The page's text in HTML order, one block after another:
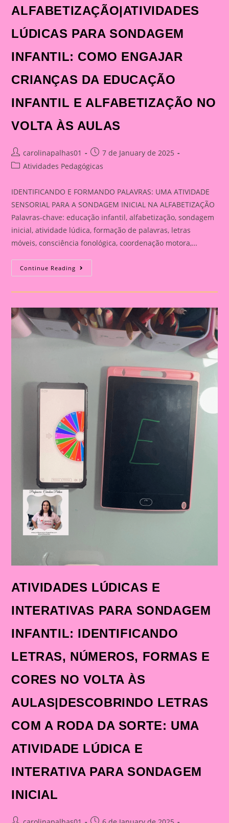
ALFABETIZAÇÃO|ATIVIDADES
LÚDICAS PARA SONDAGEM
INFANTIL: COMO ENGAJAR
CRIANÇAS DA EDUCAÇÃO
INFANTIL E ALFABETIZAÇÃO NO
VOLTA ÀS AULAS
Post
author:
carolinapalhas01
Post
published:
7 de January de 2025
PostAtividades Pedagógicas
IDENTIFICANDO E FORMANDO PALAVRAS: UMA ATIVIDADE
SENSORIAL PARA A SONDAGEM INICIAL NA ALFABETIZAÇÃO
Palavras-chave: educação infantil, alfabetização, sondagem
inicial, atividade lúdica, formação de palavras, letras
móveis, consciência fonológica, coordenação motora,…
Continue Reading IDENTIFICANDO
E
PALAVRAS:
SENSORIAL
PARA
A
SONDAGEM
INICIAL
ALFABETIZAÇÃO|ATIVIDADES
SONDAGEM
INFANTIL:
COMO
ENGAJAR
CRIANÇAS
DA
EDUCAÇÃO
INFANTIL
E
ALFABETIZAÇÃO
NO
VOLTA
ÀS
AULAS
ATIVIDADES LÚDICAS E
INTERATIVAS PARA SONDAGEM
INFANTIL: IDENTIFICANDO
LETRAS, NÚMEROS, FORMAS E
CORES NO VOLTA ÀS
AULAS|DESCOBRINDO LETRAS
COM A RODA DA SORTE: UMA
ATIVIDADE LÚDICA E
INTERATIVA PARA SONDAGEM
INICIAL